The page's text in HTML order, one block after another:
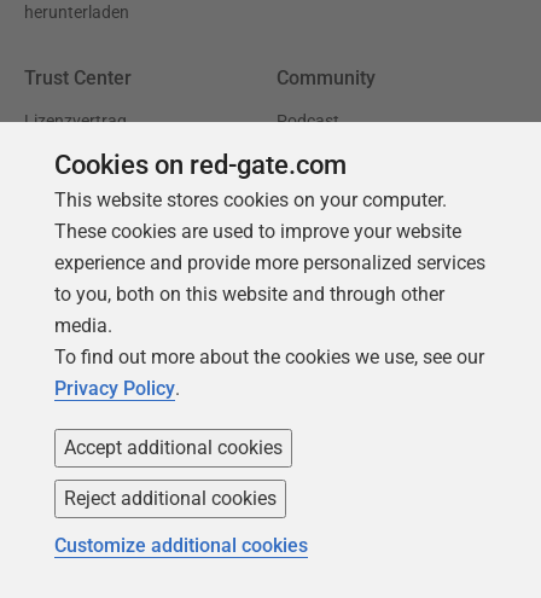
herunterladen
Trust Center
Lizenzvertrag
Datenschutz und Cookies
Erklärung zur modernen
Sklaverei
CCPA
Barrierefreiheit
Community
Podcast
Artikel & Meinungen
Redgate Advocates
SQL Server Central
Lernen
Events
Universität
Bücher
Beratungspartner
Cookies on red-gate.com
This website stores cookies on your computer.
These cookies are used to improve your website
experience and provide more personalized services
to you, both on this website and through other
media.
To find out more about the cookies we use, see our
Privacy Policy.
Accept additional cookies
Reject additional cookies
Customize additional cookies